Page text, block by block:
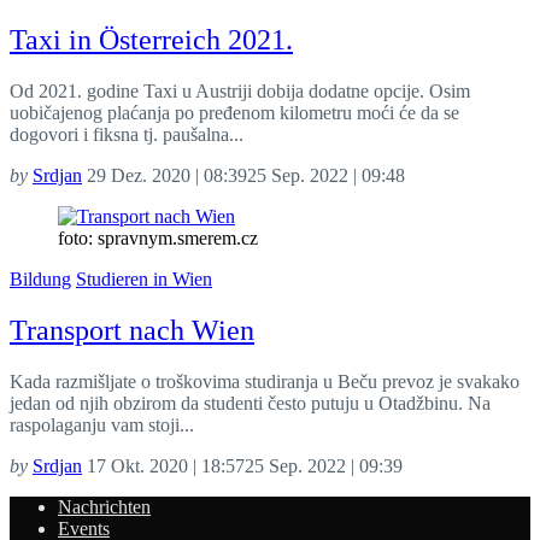
Taxi in Österreich 2021.
Od 2021. godine Taxi u Austriji dobija dodatne opcije. Osim
uobičajenog plaćanja po pređenom kilometru moći će da se
dogovori i fiksna tj. paušalna...
by Srdjan 29 Dez. 2020 | 08:3925 Sep. 2022 | 09:48
foto: spravnym.smerem.cz
Bildung Studieren in Wien
Transport nach Wien
Kada razmišljate o troškovima studiranja u Beču prevoz je svakako
jedan od njih obzirom da studenti često putuju u Otadžbinu. Na
raspolaganju vam stoji...
by Srdjan 17 Okt. 2020 | 18:5725 Sep. 2022 | 09:39
Nachrichten
Events